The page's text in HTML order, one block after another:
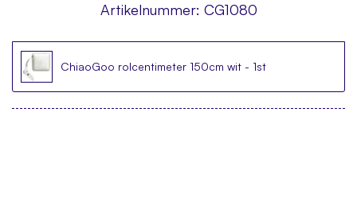
Artikelnummer: CG1080
ChiaoGoo rolcentimeter 150cm wit - 1st